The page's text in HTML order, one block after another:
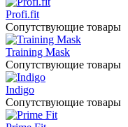
Profi.fit
Сопутствующие товары
Training Mask
Сопутствующие товары
Indigo
Сопутствующие товары